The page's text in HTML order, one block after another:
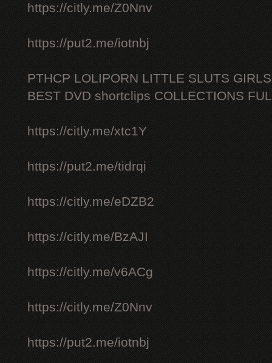
https://citly.me/Z0Nnv
https://put2.me/iotnbj
PTHCP LOLIPORN LITTLE SLUTS
BEST DVD shortclips COLLECTIONS
https://citly.me/xtc1Y
https://put2.me/tidrqi
https://citly.me/eDZB2
https://citly.me/BzAJI
https://citly.me/v6ACg
https://citly.me/Z0Nnv
https://put2.me/iotnbj